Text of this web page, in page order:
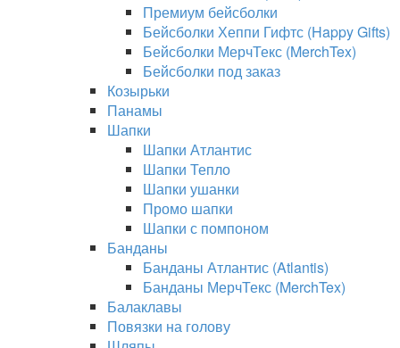
Премиум бейсболки
Бейсболки Хеппи Гифтс (Happy Gifts)
Бейсболки МерчТекс (MerchTex)
Бейсболки под заказ
Козырьки
Панамы
Шапки
Шапки Атлантис
Шапки Тепло
Шапки ушанки
Промо шапки
Шапки с помпоном
Банданы
Банданы Атлантис (Atlantis)
Банданы МерчТекс (MerchTex)
Балаклавы
Повязки на голову